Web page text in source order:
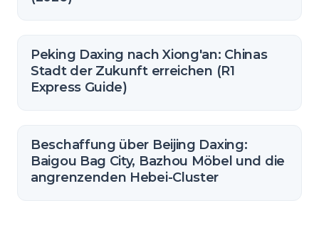
Peking Daxing nach Xiong'an: Chinas
Stadt der Zukunft erreichen (R1
Express Guide)
Beschaffung über Beijing Daxing:
Baigou Bag City, Bazhou Möbel und die
angrenzenden Hebei-Cluster